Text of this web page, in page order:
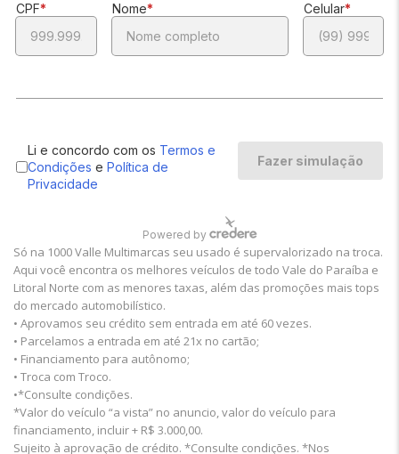
Só na 1000 Valle Multimarcas seu usado é supervalorizado na troca.
Aqui você encontra os melhores veículos de todo Vale do Paraíba e
Litoral Norte com as menores taxas, além das promoções mais tops
do mercado automobilístico.
• Aprovamos seu crédito sem entrada em até 60 vezes.
• Parcelamos a entrada em até 21x no cartão;
• Financiamento para autônomo;
• Troca com Troco.
•*Consulte condições.
*Valor do veículo “a vista” no anuncio, valor do veículo para
financiamento, incluir + R$ 3.000,00.
Sujeito à aprovação de crédito. *Consulte condições. *Nos